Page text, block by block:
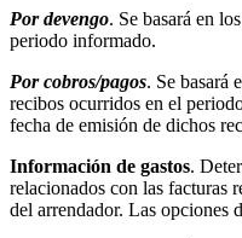
Por devengo. Se basará en
periodo informado.
Por cobros/pagos. Se basará
recibos ocurridos en el
fecha de emisión de dichos
Información de gastos.
relacionados con las facturas
del arrendador. Las opciones